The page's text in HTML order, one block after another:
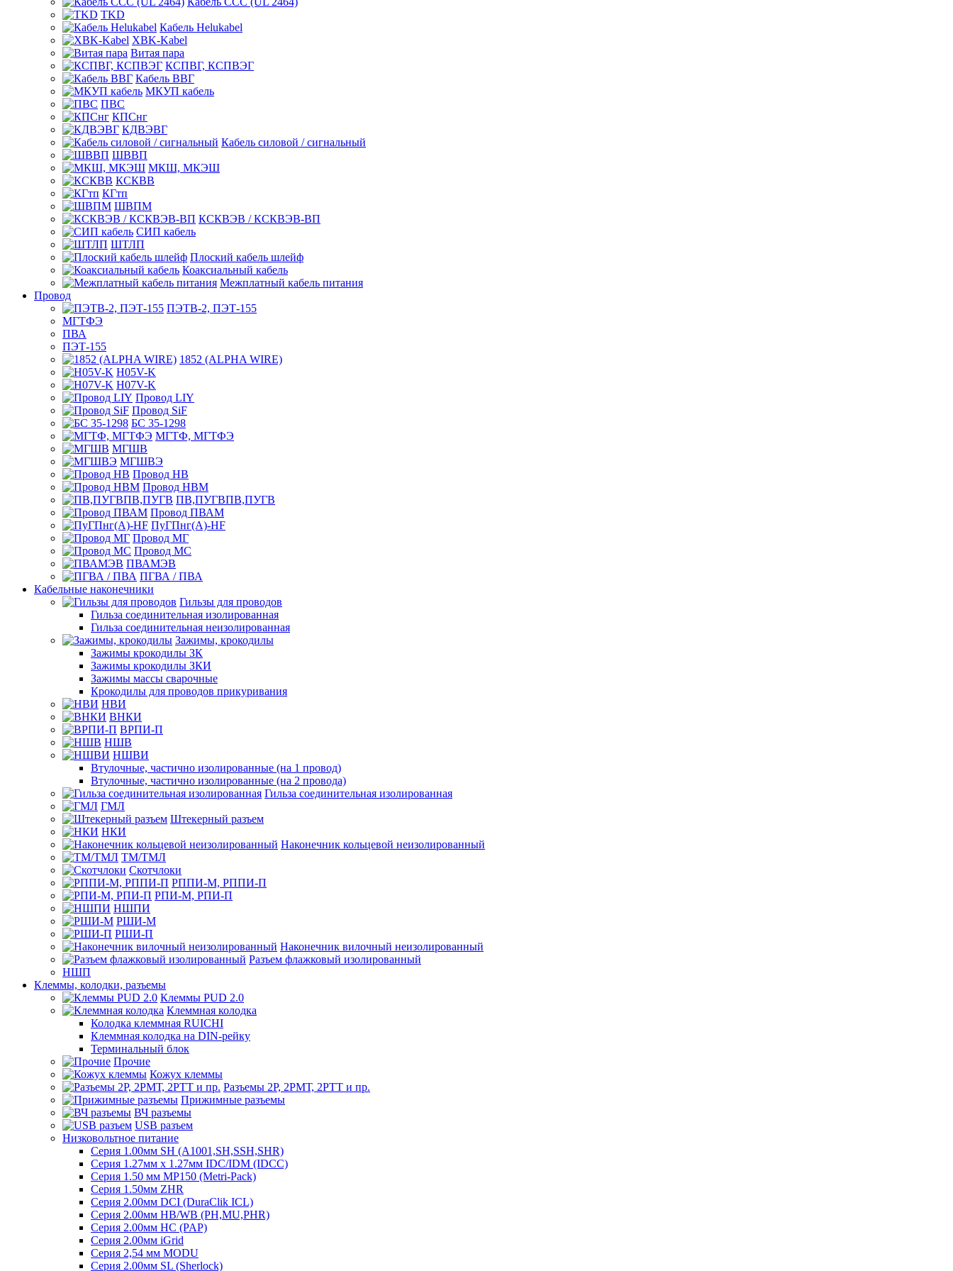
TKD
Кабель Helukabel
XBK-Kabel
Витая пара
КСПВГ, КСПВЭГ
Кабель ВВГ
МКУП кабель
ПВС
КПСнг
КДВЭВГ
Кабель силовой / сигнальный
ШВВП
МКШ, МКЭШ
КСКВВ
КГтп
ШВПМ
КСКВЭВ / КСКВЭВ-ВП
СИП кабель
ШТЛП
Плоский кабель шлейф
Коаксиальный кабель
Межплатный кабель питания
Провод
ПЭТВ-2, ПЭТ-155
МГТФЭ
ПВА
ПЭТ-155
1852 (ALPHA WIRE)
H05V-K
H07V-K
Провод LIY
Провод SiF
БС 35-1298
МГТФ, МГТФЭ
МГШВ
МГШВЭ
Провод НВ
Провод НВМ
ПВ,ПУГВПВ,ПУГВ
Провод ПВАМ
ПуГПнг(A)-HF
Провод МГ
Провод МС
ПВАМЭВ
ПГВА / ПВА
Кабельные наконечники
Гильзы для проводов
Гильза соединительная изолированная
Гильза соединительная неизолированная
Зажимы, крокодилы
Зажимы крокодилы ЗК
Зажимы крокодилы ЗКИ
Зажимы массы сварочные
Крокодилы для проводов прикуривания
НВИ
ВНКИ
ВРПИ-П
НШВ
НШВИ
Втулочные, частично изолированные (на 1 провод)
Втулочные, частично изолированные (на 2 провода)
Гильза соединительная изолированная
ГМЛ
Штекерный разъем
НКИ
Наконечник кольцевой неизолированный
ТМ/ТМЛ
Скотчлоки
РППИ-М, РППИ-П
РПИ-М, РПИ-П
НШПИ
РШИ-М
РШИ-П
Наконечник вилочный неизолированный
Разъем флажковый изолированный
НШП
Клеммы, колодки, разъемы
Клеммы PUD 2.0
Клеммная колодка
Колодка клеммная RUICHI
Клеммная колодка на DIN-рейку
Терминальный блок
Прочие
Кожух клеммы
Разъемы 2Р, 2РМТ, 2РТТ и пр.
Прижимные разъемы
ВЧ разъемы
USB разъем
Низковольтное питание
Серия 1.00мм SH (A1001,SH,SSH,SHR)
Серия 1.27мм x 1.27мм IDC/IDM (IDCC)
Серия 1.50 мм MP150 (Metri-Pack)
Серия 1.50мм ZHR
Серия 2.00мм DCI (DuraClik ICL)
Серия 2.00мм HB/WB (PH,MU,PHR)
Серия 2.00мм HC (PAP)
Серия 2.00мм iGrid
Серия 2,54 мм MODU
Серия 2.00мм SL (Sherlock)